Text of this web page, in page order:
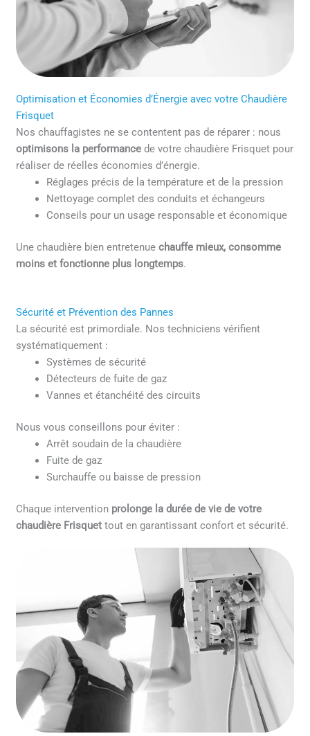
Optimisation et Économies d’Énergie avec votre Chaudière
Frisquet
Nos chauffagistes ne se contentent pas de réparer : nous
optimisons la performance de votre chaudière Frisquet pour
réaliser de réelles économies d’énergie.
Réglages précis de la température et de la pression
Nettoyage complet des conduits et échangeurs
Conseils pour un usage responsable et économique
Une chaudière bien entretenuechauffe mieux, consomme
moins et fonctionne plus longtemps.
Sécurité et Prévention des Pannes
La sécurité est primordiale. Nos techniciens vérifient
systématiquement :
Systèmes de sécurité
Détecteurs de fuite de gaz
Vannes et étanchéité des circuits
Nous vous conseillons pour éviter :
Arrêt soudain de la chaudière
Fuite de gaz
Surchauffe ou baisse de pression
Chaque intervention prolonge la durée de vie de votre
chaudière Frisquet tout en garantissant confort et sécurité.